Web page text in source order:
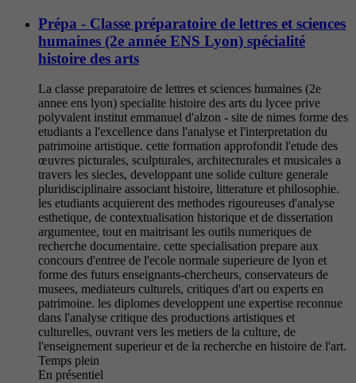
Prépa - Classe préparatoire de lettres et sciences
humaines (2e année ENS Lyon) spécialité
histoire des arts
La classe preparatoire de lettres et sciences humaines (2e
annee ens lyon) specialite histoire des arts du lycee prive
polyvalent institut emmanuel d'alzon - site de nimes forme des
etudiants a l'excellence dans l'analyse et l'interpretation du
patrimoine artistique. cette formation approfondit l'etude des
œuvres picturales, sculpturales, architecturales et musicales a
travers les siecles, developpant une solide culture generale
pluridisciplinaire associant histoire, litterature et philosophie.
les etudiants acquierent des methodes rigoureuses d'analyse
esthetique, de contextualisation historique et de dissertation
argumentee, tout en maitrisant les outils numeriques de
recherche documentaire. cette specialisation prepare aux
concours d'entree de l'ecole normale superieure de lyon et
forme des futurs enseignants-chercheurs, conservateurs de
musees, mediateurs culturels, critiques d'art ou experts en
patrimoine. les diplomes developpent une expertise reconnue
dans l'analyse critique des productions artistiques et
culturelles, ouvrant vers les metiers de la culture, de
l'enseignement superieur et de la recherche en histoire de l'art.
Temps plein
En présentiel